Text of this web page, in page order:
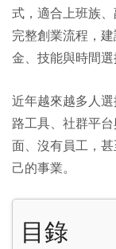
式，適合上班族
完整創業流程，
金、技能與時間選
近年越來越多人
路工具、社群平
面、沒有員工，
己的事業。
目錄